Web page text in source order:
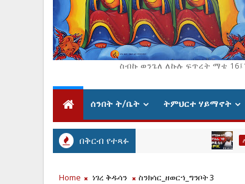
ስብኩ ወንጌለ ለኩሉ ፍጥረት ማቴ
ሰንበት ት/ቤት ትምህርተ ሃይማኖት
በቅርብ የተጻፉ ሊቃውንተ
Home ነገረ ቅዱሳን ስንክሳር_ዘወርኀ_ግንቦት 3